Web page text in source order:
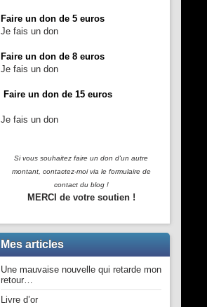
Faire un don de 5 euros
Je fais un don
Faire un don de 8 euros
Je fais un don
Faire un don de 15 euros
Je fais un don
Si vous souhaitez faire un don d'un autre
montant, contactez-moivia le formulaire de
contact du blog !
MERCI de votre soutien !
Mes articles
Une mauvaise nouvelle qui retarde mon
retour…
Livre d’or